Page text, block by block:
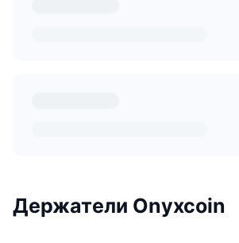
Держатели Onyxcoin